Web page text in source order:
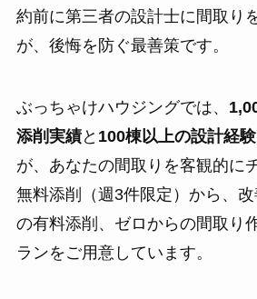
約前に第三者の設計士に間取り
が、後悔を防ぐ最善策です。
ぶっちゃけハウジングでは、
添削実績と 100棟以上の設計経験
が、あなたの間取りを客観的に
無料添削（週3件限定）から、
の有料添削、ゼロからの間取り
ランをご用意しています。